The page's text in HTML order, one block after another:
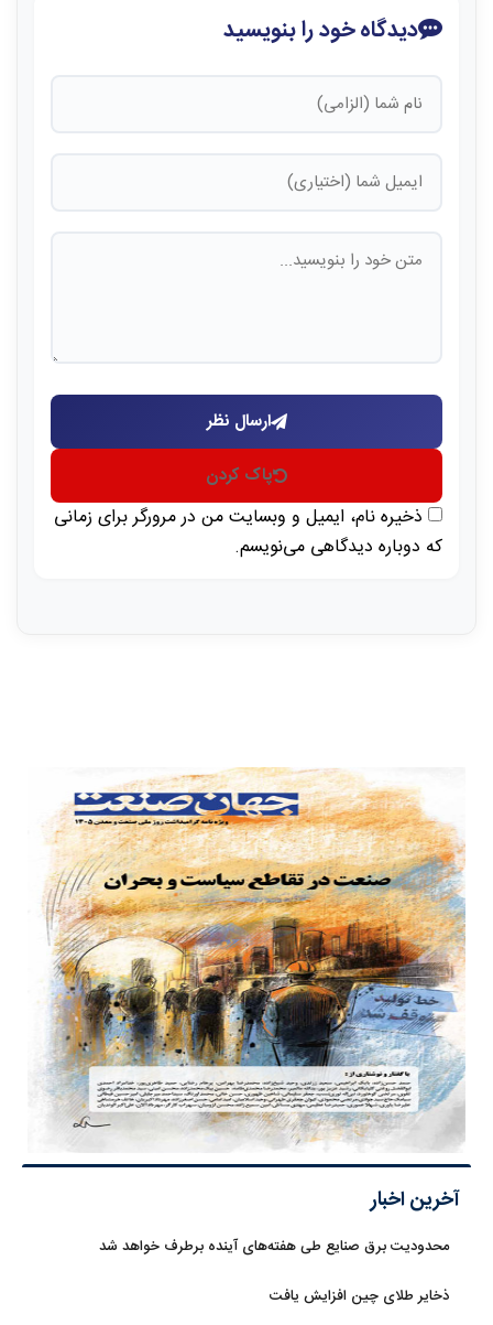
دیدگاه خود را بنویسید
ارسال نظر
پاک کردن
ذخیره نام، ایمیل و وبسایت من در مرورگر برای زمانی
که دوباره دیدگاهی می‌نویسم.
آخرین اخبار
محدودیت‌ برق صنایع طی هفته‌های آینده برطرف خواهد شد
ذخایر طلای چین افزایش یافت